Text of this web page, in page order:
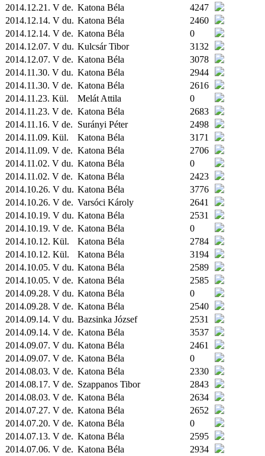
2014.12.21. V de. Katona Béla
4247
2014.12.14. V du. Katona Béla
2460
2014.12.14. V de. Katona Béla
0
2014.12.07. V du. Kulcsár Tibor
3132
2014.12.07. V de. Katona Béla
3078
2014.11.30. V du. Katona Béla
2944
2014.11.30. V de. Katona Béla
2616
2014.11.23. Kül. Melát Attila
0
2014.11.23. V de. Katona Béla
2683
2014.11.16. V de. Surányi Péter
2498
2014.11.09. Kül. Katona Béla
3171
2014.11.09. V de. Katona Béla
2706
2014.11.02. V du. Katona Béla
0
2014.11.02. V de. Katona Béla
2423
2014.10.26. V du. Katona Béla
3776
2014.10.26. V de. Varsóci Károly
2641
2014.10.19. V du. Katona Béla
2531
2014.10.19. V de. Katona Béla
0
2014.10.12. Kül. Katona Béla
2784
2014.10.12. Kül. Katona Béla
3194
2014.10.05. V du. Katona Béla
2589
2014.10.05. V de. Katona Béla
2585
2014.09.28. V du. Katona Béla
0
2014.09.28. V de. Katona Béla
2540
2014.09.14. V du. Bazsinka József
2531
2014.09.14. V de. Katona Béla
3537
2014.09.07. V du. Katona Béla
2461
2014.09.07. V de. Katona Béla
0
2014.08.03. V de. Katona Béla
2330
2014.08.17. V de. Szappanos Tibor
2843
2014.08.03. V de. Katona Béla
2634
2014.07.27. V de. Katona Béla
2652
2014.07.20. V de. Katona Béla
0
2014.07.13. V de. Katona Béla
2595
2014.07.06. V de. Katona Béla
2934